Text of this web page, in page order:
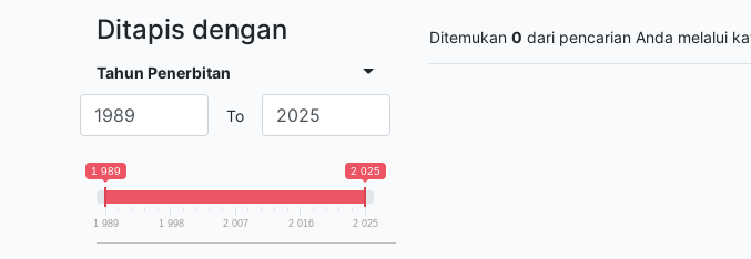
Ditapis dengan
Tahun Penerbitan
To
1 989 2 025
1 989 1 998 2 007 2 016 2 025
Ditemukan 0 dari pencarian Anda melalui